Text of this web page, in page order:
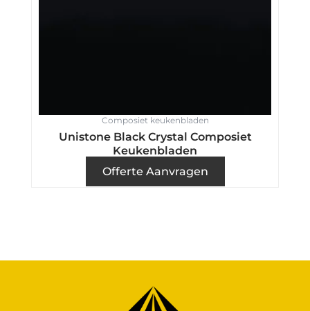
Composiet keukenbladen
Unistone Black Crystal Composiet
Keukenbladen
Offerte Aanvragen